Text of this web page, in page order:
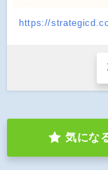
https://
気にな